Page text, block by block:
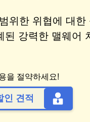
위한 위협에 대한
강력한 맬웨어
을 절약하세요!
인 견적